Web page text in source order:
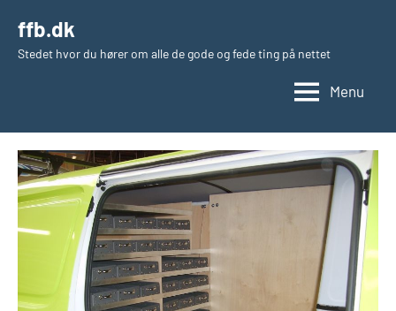
indhold
ffb.dk
Stedet hvor du hører om alle de gode og fede ting på nettet
Menu